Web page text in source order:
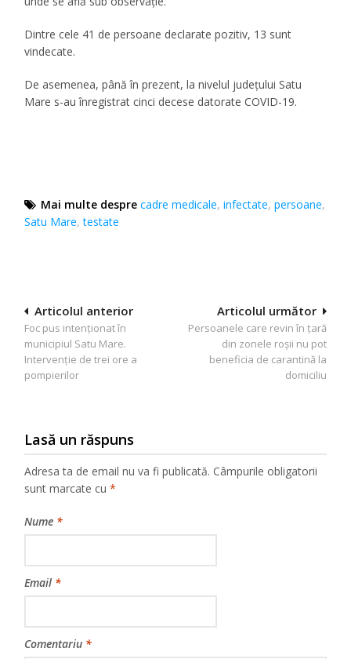
Dintre cele 41 de persoane declarate pozitiv, 13 sunt
vindecate.
De asemenea, până în prezent, la nivelul județului Satu
Mare s-au înregistrat cinci decese datorate COVID-19.
Mai multe despre cadre medicale,infectate,persoane,
Satu Mare,testate
Navigare
în
articole
Articolul următor
Persoanele care revin în țară
din zonele roșii nu pot
beneficia de carantină la
domiciliu
Articolul anterior
Foc pus intenționat în
municipiul Satu Mare.
Intervenție de trei ore a
pompierilor
Lasă un răspuns
Adresa ta de email nu va fi publicată. Câmpurile obligatorii
sunt marcate cu*
Nume *
Email *
Comentariu *